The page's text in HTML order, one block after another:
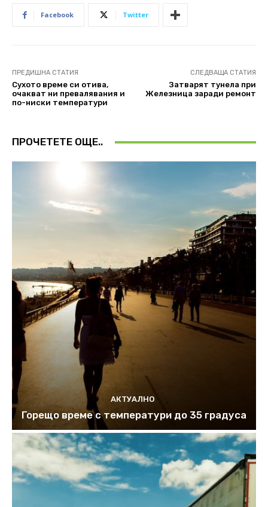
Facebook Twitter
ПРЕДИШНА СТАТИЯ
Сухото време си отива,
очакват ни превалявания и
по-ниски температури
СЛЕДВАЩА СТАТИЯ
Затварят тунела при
Железница заради ремонт
ПРОЧЕТЕТЕ ОЩЕ..
АКТУАЛНО
Горещо време с температури до 35 градуса